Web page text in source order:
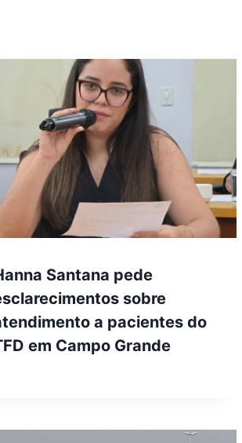
Santana pede
sobre
a pacientes do
em Campo Grande